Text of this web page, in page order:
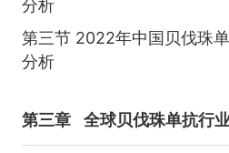
分析
第三节 2022年中国贝伐珠
分析
第三章 全球贝伐珠单抗行